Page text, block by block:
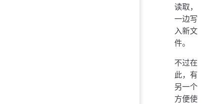
读取，
一边写
入新文
件。
不过在
此，有
另一个
方便使